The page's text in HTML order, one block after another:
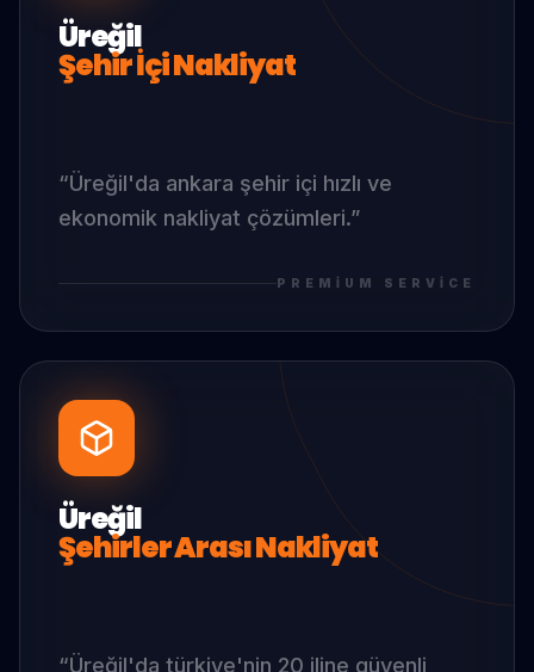
Üreğil
Şehir İçi Nakliyat
“Üreğil'da ankara şehir içi hızlı ve
ekonomik nakliyat çözümleri.”
PREMIUM SERVICE
Üreğil
Şehirler Arası Nakliyat
“Üreğil'da türkiye'nin 20 iline güvenli